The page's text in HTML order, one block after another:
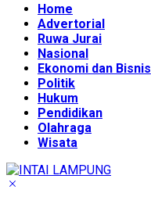
Home
Advertorial
Ruwa Jurai
Nasional
Ekonomi dan Bisnis
Politik
Hukum
Pendidikan
Olahraga
Wisata